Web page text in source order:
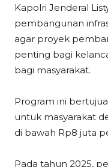
Kapolri Jenderal
pembangunan
agar proyek
penting bagi
bagi masyarakat.
Program ini
untuk masyarakat
di bawah Rp8 juta
Pada tahun 2025,